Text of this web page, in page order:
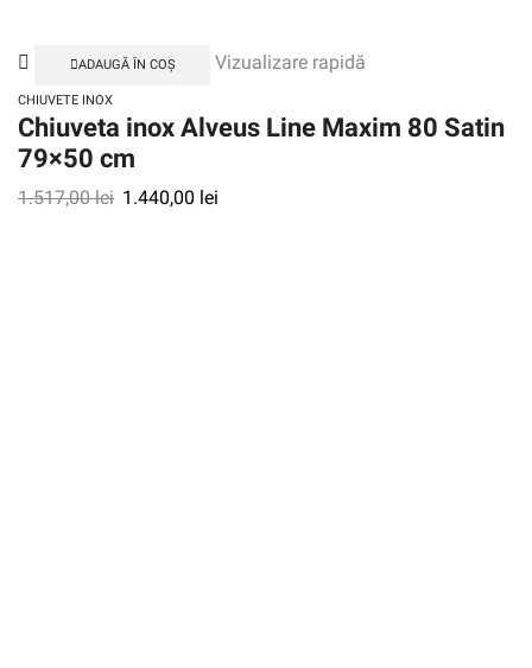
ADAUGĂ ÎN COȘ Vizualizare rapidă
CHIUVETE INOX
Chiuveta inox Alveus Line Maxim 80 Satin
79×50 cm
1.517,00lei 1.440,00 lei